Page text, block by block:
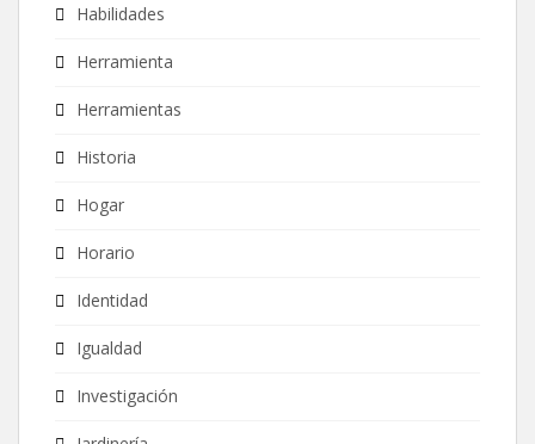
Habilidades
Herramienta
Herramientas
Historia
Hogar
Horario
Identidad
Igualdad
Investigación